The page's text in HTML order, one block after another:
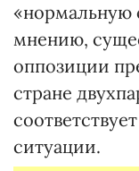
«нормальную
мнению,
оппозиции
стране
ситуации.